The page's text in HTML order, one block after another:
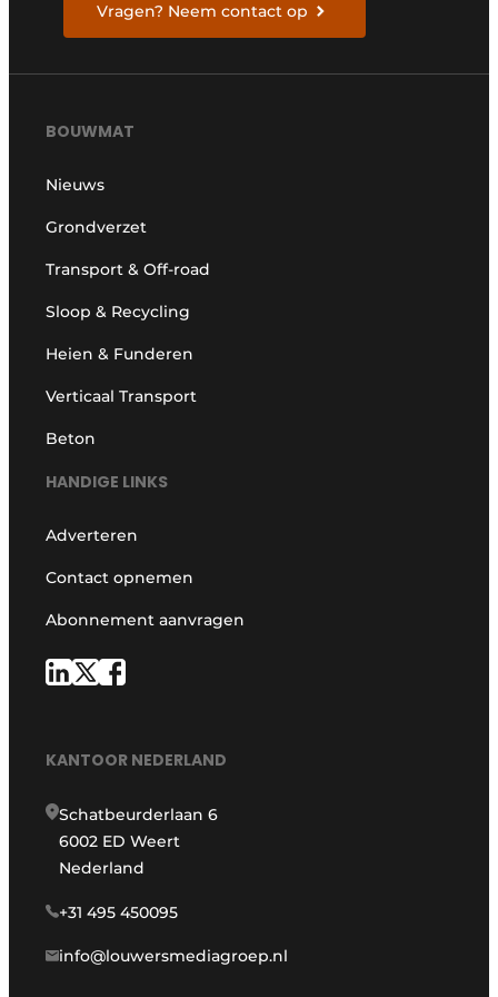
Vragen? Neem contact op
BOUWMAT
Nieuws
Grondverzet
Transport & Off-road
Sloop & Recycling
Heien & Funderen
Verticaal Transport
Beton
HANDIGE LINKS
Adverteren
Contact opnemen
Abonnement aanvragen
KANTOOR NEDERLAND
Schatbeurderlaan 6
6002 ED Weert
Nederland
+31 495 450095
info@louwersmediagroep.nl